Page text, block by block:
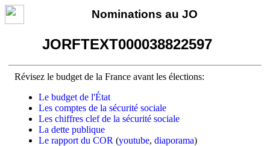
Nominations au JO
JORFTEXT000038822597
Révisez le budget de la France avant les élections:
Le budget de l'État
Les comptes de la sécurité sociale
Les chiffres clef de la sécurité sociale
La dette publique
Le rapport du COR (youtube, diaporama)